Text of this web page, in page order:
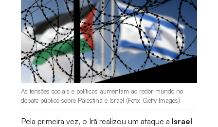
As tensões sociais e políticas aumentam ao redor mundo no
debate público sobre Palestina e Israel (Foto: Getty Images)
Pela primeira vez, o Irã realizou um ataque a Israel